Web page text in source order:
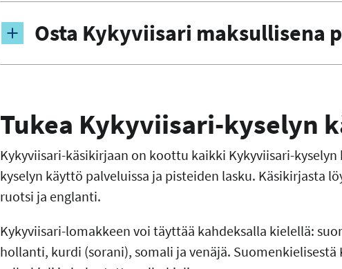
Osta Kykyviisari maksullisena
Tukea Kykyviisari-kyselyn
Kykyviisari-käsikirjaan on koottu kaikki Kykyviisari-
kyselyn käyttö palveluissa ja pisteiden lasku. Käsikirjasta
ruotsi ja englanti.
Kykyviisari-lomakkeen voi täyttää kahdeksalla kielellä:
hollanti, kurdi (sorani), somali ja venäjä.